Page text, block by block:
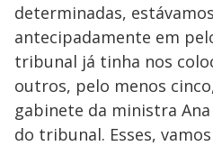
determinadas,
antecipadamente em
tribunal já tinha nos
outros, pelo menos
gabinete da ministra
do tribunal. Esses,